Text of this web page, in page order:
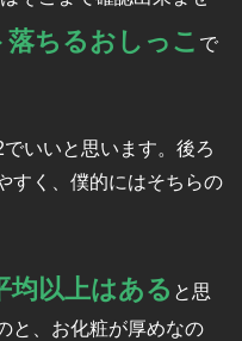
ちるおしっこ で
いいと思います。後ろ
すく、僕的にはそちらの
均以上はある と思
と、お化粧が厚めなの